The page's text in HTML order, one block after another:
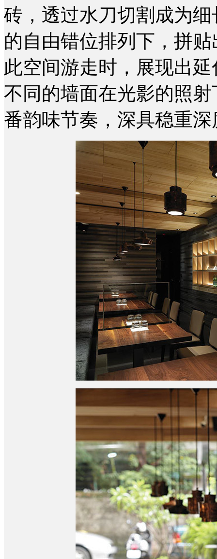
砖，透过水刀切割成为
的自由错位排列下，拼
此空间游走时，展现出
不同的墙面在光影的照
番韵味节奏，深具稳重